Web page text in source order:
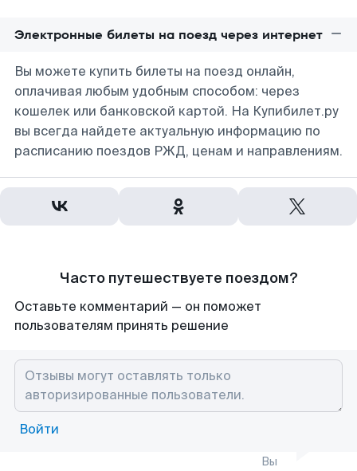
Электронные билеты на поезд через интернет
Вы можете купить билеты на поезд онлайн,
оплачивая любым удобным способом: через
кошелек или банковской картой. На Купибилет.ру
вы всегда найдете актуальную информацию по
расписанию поездов РЖД, ценам и направлениям.
Часто путешествуете поездом?
Оставьте комментарий — он поможет
пользователям принять решение
Войти
Вы